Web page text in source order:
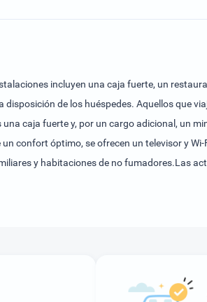
incluyen una caja fuerte, un
de los huéspedes. Aquellos que
caja fuerte y, por un cargo adicional, un
confort óptimo, se ofrecen un televisor y
y habitaciones de no fumadores.Las